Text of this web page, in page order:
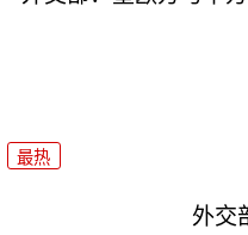
最热
外交